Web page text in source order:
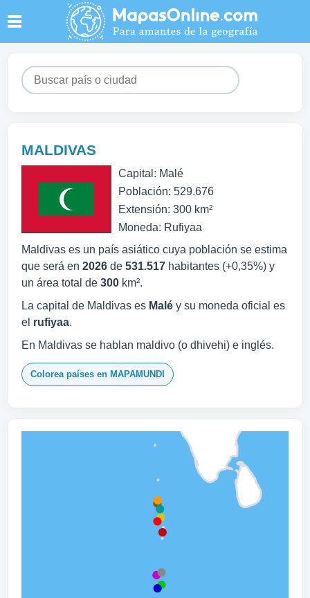
MALDIVAS
Capital: Malé
Población: 529.676
Extensión: 300 km²
Moneda: Rufiyaa
Maldivas es un país asiático cuya población se estima
que será en 2026 de 531.517 habitantes (+0,35%) y
un área total de 300 km².
La capital de Maldivas es Malé y su moneda oficial es
el rufiyaa.
En Maldivas se hablan maldivo (o dhivehi) e inglés.
Colorea países en MAPAMUNDI